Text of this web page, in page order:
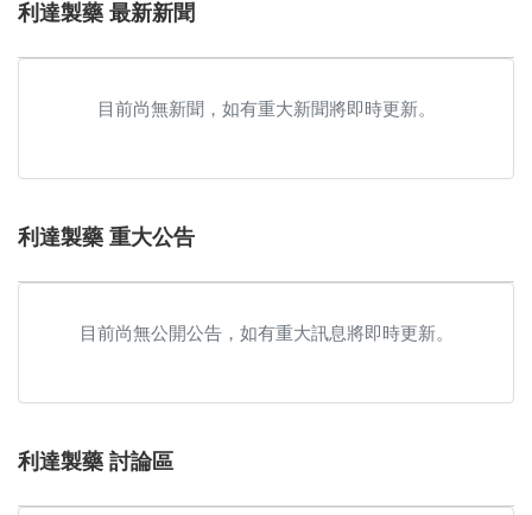
利達製藥 最新新聞
目前尚無新聞，如有重大新聞將即時更新。
利達製藥 重大公告
目前尚無公開公告，如有重大訊息將即時更新。
利達製藥 討論區